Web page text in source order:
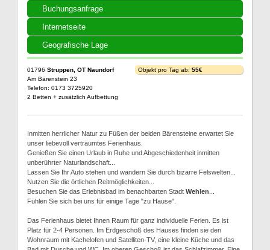
Buchungsanfrage
Internetseite
Geografische Lage
01796 Struppen, OT Naundorf
Am Bärenstein 23
Telefon: 0173 3725920
2 Betten + zusätzlich Aufbettung
Objekt pro Tag ab: 55€
Inmitten herrlicher Natur zu Füßen der beiden Bärensteine erwartet Sie
unser liebevoll verträumtes Ferienhaus.
Genießen Sie einen Urlaub in Ruhe und Abgeschiedenheit inmitten
unberührter Naturlandschaft...
Lassen Sie Ihr Auto stehen und wandern Sie durch bizarre Felswelten...
Nutzen Sie die örtlichen Reitmöglichkeiten...
Besuchen Sie das Erlebnisbad im benachbarten Stadt Wehlen
Fühlen Sie sich bei uns für einige Tage "zu Hause".
Das Ferienhaus bietet Ihnen Raum für ganz individuelle Ferien. Es ist
Platz für 2-4 Personen. Im Erdgeschoß des Hauses finden sie den
Wohnraum mit Kachelofen und Satelliten-TV, eine kleine Küche und das